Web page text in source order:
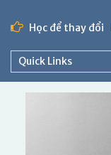
content
Học để thay đổi
Quick Links